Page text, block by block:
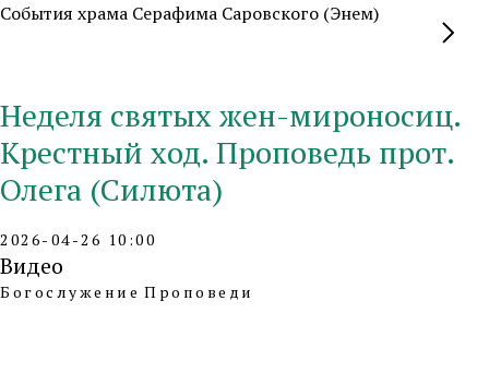
События храма Серафима Саровского (Энем)
Неделя святых жен-мироносиц.
Крестный ход. Проповедь прот.
Олега (Силюта)
2026-04-26 10:00
Видео
Богослужение Проповеди